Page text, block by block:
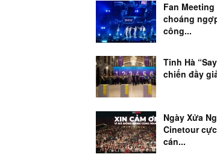
Fan
choáng
công...
Tinh Hà
chiến đầy
Ngày Xửa
Cinetour
cán...